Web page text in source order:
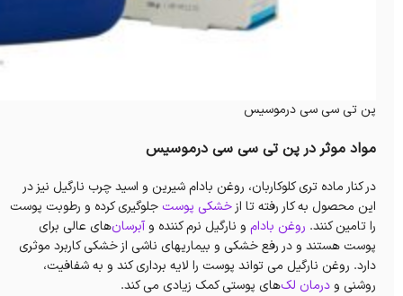
پن تی سی سی درموسیس
مواد موثر در پن تی سی سی درموسیس
در کنار ماده تری کلوکاربان، روغن بادام شیرین و اسید چرب نارگیل نیز در
این محصول به کار رفته تا ازخشکی پوستجلوگیری کرده و رطوبت پوست
را تامین کنند. روغن بادام و نارگیل نرم کننده وآبرسان‌های عالی برای
پوست هستند و در رفع خشکی و بیماریهای ناشی از خشکی کاربرد موثری
دارد. روغن نارگیل می تواند پوست را لایه برداری کند و به شفافیت،
روشنی ودرمان لک‌های پوستی کمک زیادی می کند.